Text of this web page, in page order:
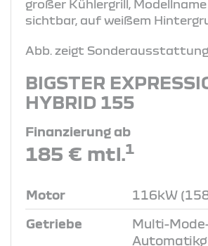
Abb. zeigt
BIGSTER
HYBRID 155
Finanzierung ab
185 € mtl.1
Motor 116kW
Getriebe
Multi-